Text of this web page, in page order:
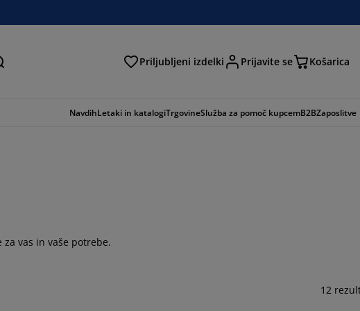
Priljubljeni izdelki Prijavite se Košarica
NavdihLetaki in katalogiTrgovineSlužba za pomoč kupcemB2BZaposlitve
vas in vaše potrebe.
12